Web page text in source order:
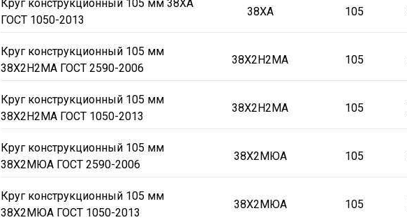
Круг конструкционный 105 мм 38ХА
ГОСТ 1050-2013
38ХА 105
Круг конструкционный 105 мм
38Х2Н2МА ГОСТ 2590-2006
38Х2Н2МА 105
Круг конструкционный 105 мм
38Х2Н2МА ГОСТ 1050-2013
38Х2Н2МА 105
Круг конструкционный 105 мм
38Х2МЮА ГОСТ 2590-2006
38Х2МЮА 105
Круг конструкционный 105 мм
38Х2МЮА ГОСТ 1050-2013
38Х2МЮА 105